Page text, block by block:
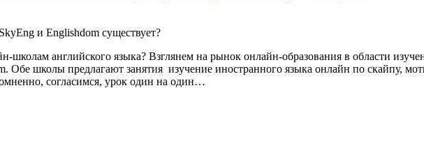
школам английского языка? Взглянем на рынок онлайн-образования в области
Обе школы предлагают занятия изучение иностранного языка онлайн по скайпу,
согласимся, урок один на один…